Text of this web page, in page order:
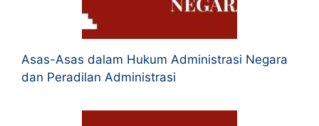
Asas-Asas dalam Hukum Administrasi Negara
dan Peradilan Administrasi